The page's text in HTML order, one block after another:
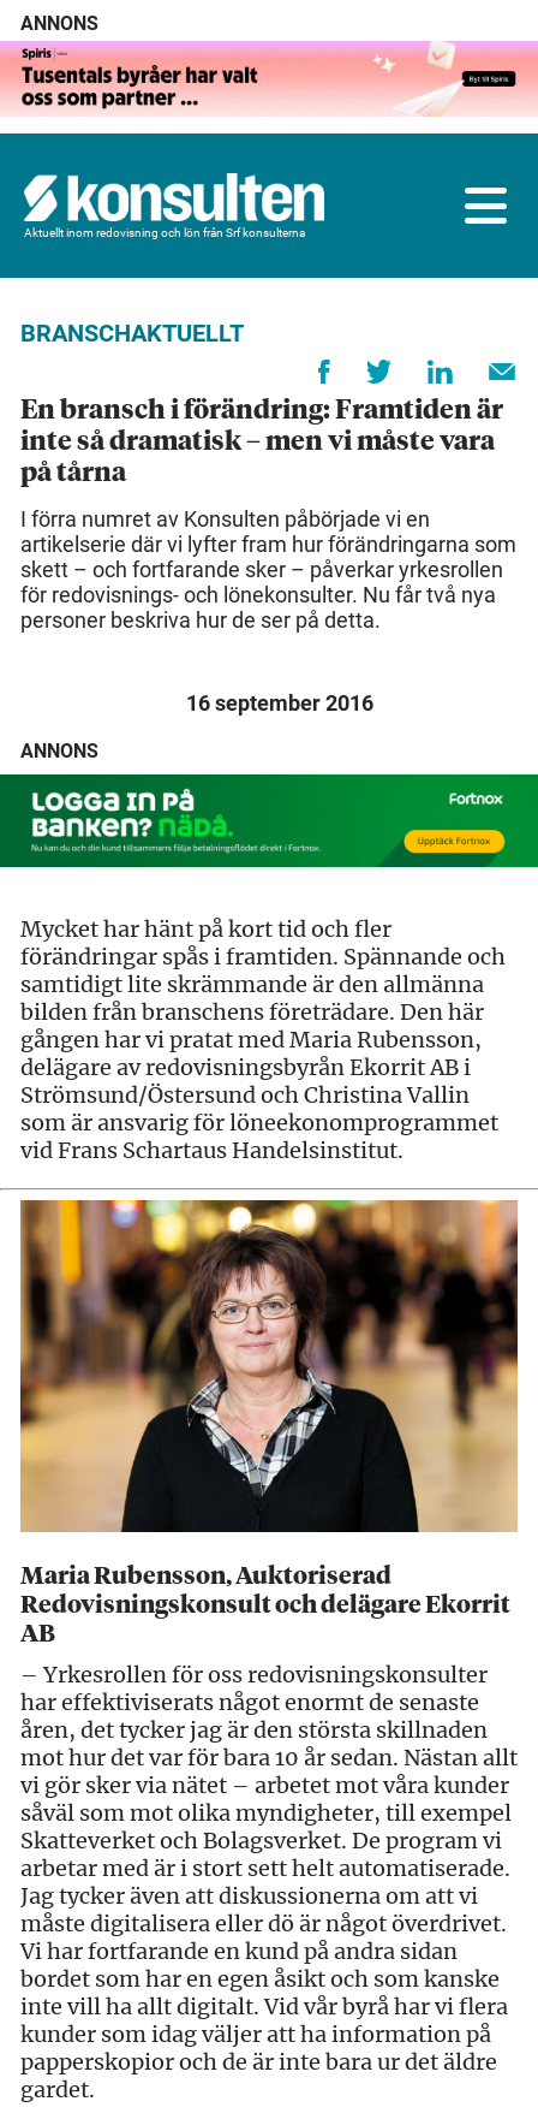
ANNONS
Aktuellt inom redovisning och lön från Srf konsulterna
BRANSCHAKTUELLT
En bransch i förändring: Framtiden är
inte så dramatisk – men vi måste vara
på tårna
I förra numret av Konsulten påbörjade vi en
artikelserie där vi lyfter fram hur förändringarna som
skett – och fortfarande sker – påverkar yrkesrollen
för redovisnings- och lönekonsulter. Nu får två nya
personer beskriva hur de ser på detta.
16 september 2016
ANNONS
Mycket har hänt på kort tid och fler
förändringar spås i framtiden. Spännande och
samtidigt lite skrämmande är den allmänna
bilden från branschens företrädare. Den här
gången har vi pratat med Maria Rubensson,
delägare av redovisningsbyrån Ekorrit AB i
Strömsund/Östersund och Christina Vallin
som är ansvarig för löneekonomprogrammet
vid Frans Schartaus Handelsinstitut.
Maria Rubensson, Auktoriserad
Redovisningskonsult och delägare Ekorrit
AB
– Yrkesrollen för oss redovisningskonsulter
har effektiviserats något enormt de senaste
åren, det tycker jag är den största skillnaden
mot hur det var för bara 10 år sedan. Nästan allt
vi gör sker via nätet – arbetet mot våra kunder
såväl som mot olika myndigheter, till exempel
Skatteverket och Bolagsverket. De program vi
arbetar med är i stort sett helt automatiserade.
Jag tycker även att diskussionerna om att vi
måste digitalisera eller dö är något överdrivet.
Vi har fortfarande en kund på andra sidan
bordet som har en egen åsikt och som kanske
inte vill ha allt digitalt. Vid vår byrå har vi flera
kunder som idag väljer att ha information på
papperskopior och de är inte bara ur det äldre
gardet.